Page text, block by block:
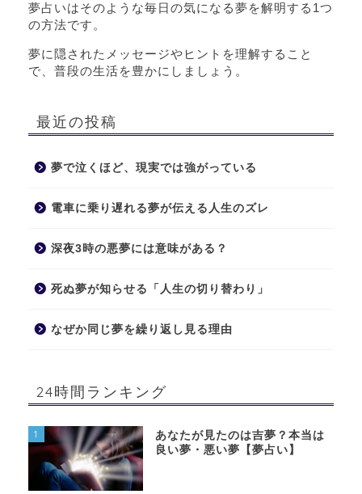
夢占いはそのような毎日の気になる夢を解明する1つ
の方法です。
夢に隠されたメッセージやヒントを理解すること
で、普段の生活を豊かにしましょう。
最近の投稿
夢で泣くほど、現実では強がっている
電車に乗り遅れる夢が伝える人生のズレ
深夜3時の悪夢には意味がある？
死ぬ夢が知らせる「人生の切り替わり」
なぜか同じ夢を繰り返し見る理由
24時間ランキング
1
あなたが見たのは吉夢？本当は
良い夢・悪い夢【夢占い】